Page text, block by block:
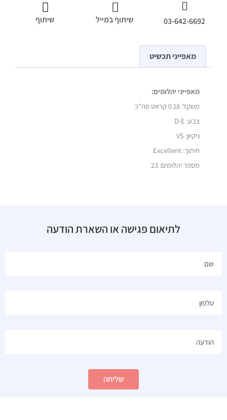
03-642-6692 שיתוף במייל שיתוף
מאפייני תכשיט
מאפייני יהלומים:
משקל: 0.18
קראט סה"כ
צבע: D-E
ניקיון: VS
חיתוך: Excellent
מספר יהלומים: 23
לתיאום פגישה או השארת הודעה
שליחה